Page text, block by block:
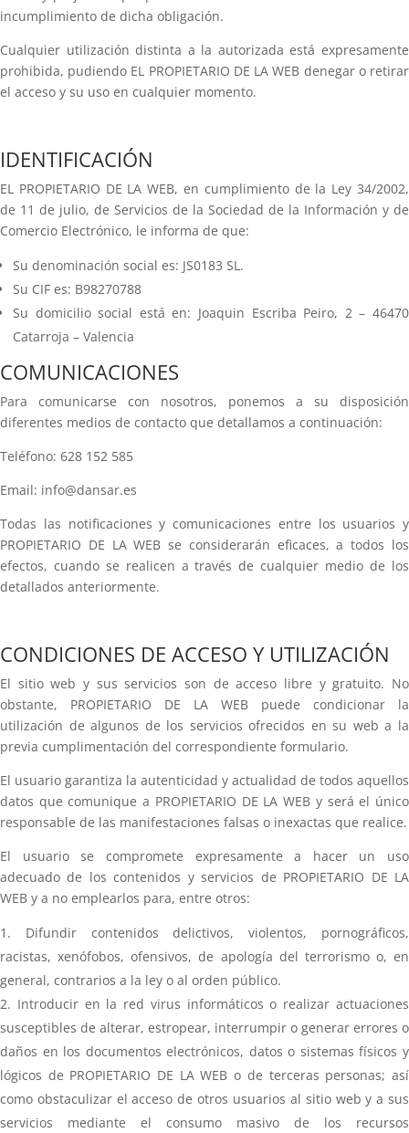
incumplimiento de dicha obligación.
Cualquier utilización distinta a la autorizada está expresamente
prohibida, pudiendo EL PROPIETARIO DE LA WEB denegar o retirar
el acceso y su uso en cualquier momento.
IDENTIFICACIÓN
EL PROPIETARIO DE LA WEB, en cumplimiento de la Ley 34/2002,
de 11 de julio, de Servicios de la Sociedad de la Información y de
Comercio Electrónico, le informa de que:
Su denominación social es: JS0183 SL.
Su CIF es: B98270788
Su domicilio social está en: Joaquin Escriba Peiro, 2 – 46470
Catarroja – Valencia
COMUNICACIONES
Para comunicarse con nosotros, ponemos a su disposición
diferentes medios de contacto que detallamos a continuación:
Teléfono: 628 152 585
Email: info@dansar.es
Todas las notificaciones y comunicaciones entre los usuarios y
PROPIETARIO DE LA WEB se considerarán eficaces, a todos los
efectos, cuando se realicen a través de cualquier medio de los
detallados anteriormente.
CONDICIONES DE ACCESO Y UTILIZACIÓN
El sitio web y sus servicios son de acceso libre y gratuito. No
obstante, PROPIETARIO DE LA WEB puede condicionar la
utilización de algunos de los servicios ofrecidos en su web a la
previa cumplimentación del correspondiente formulario.
El usuario garantiza la autenticidad y actualidad de todos aquellos
datos que comunique a PROPIETARIO DE LA WEB y será el único
responsable de las manifestaciones falsas o inexactas que realice.
El usuario se compromete expresamente a hacer un uso
adecuado de los contenidos y servicios de PROPIETARIO DE LA
WEB y a no emplearlos para, entre otros:
Difundir contenidos delictivos, violentos, pornográficos,
racistas, xenófobos, ofensivos, de apología del terrorismo o, en
general, contrarios a la ley o al orden público.
Introducir en la red virus informáticos o realizar actuaciones
susceptibles de alterar, estropear, interrumpir o generar errores o
daños en los documentos electrónicos, datos o sistemas físicos y
lógicos de PROPIETARIO DE LA WEB o de terceras personas; así
como obstaculizar el acceso de otros usuarios al sitio web y a sus
servicios mediante el consumo masivo de los recursos